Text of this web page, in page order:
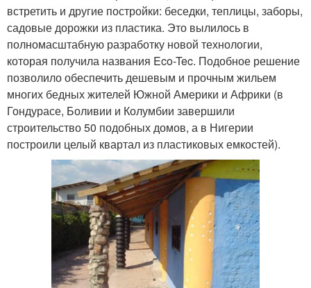
встретить и другие постройки: беседки, теплицы, заборы,
садовые дорожки из пластика. Это вылилось в
полномасштабную разработку новой технологии,
которая получила названия Eco-Tec. Подобное решение
позволило обеспечить дешевым и прочным жильем
многих бедных жителей Южной Америки и Африки (в
Гондурасе, Боливии и Колумбии завершили
строительство 50 подобных домов, а в Нигерии
построили целый квартал из пластиковых емкостей).